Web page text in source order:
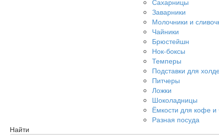
Сахарницы
Заварники
Молочники и
Чайники
Брюстейшн
Нок-боксы
Темперы
Подставки для
Питчеры
Ложки
Шоколадницы
Ёмкости для кофе и
Разная посуда
Найти